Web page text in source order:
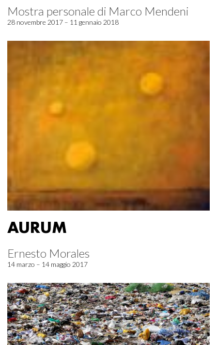
Mostra personale di Marco Mendeni
28 novembre 2017 – 11 gennaio 2018
AURUM
Ernesto Morales
14 marzo – 14 maggio 2017